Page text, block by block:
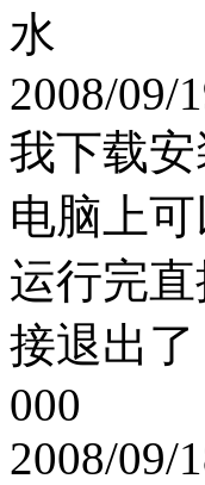
水
2008/09/
我下载安
电脑上
运行完
接退出
000
2008/09/